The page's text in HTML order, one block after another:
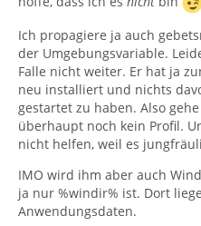
Ich propagiere ja auch
der Umgebungsvariable.
Falle nicht weiter. Er hat ja
neu installiert und nichts
gestartet zu haben. Also
überhaupt noch kein Profil.
nicht helfen, weil es
IMO wird ihm aber auch
ja nur %windir% ist. Dort
Anwendungsdaten.